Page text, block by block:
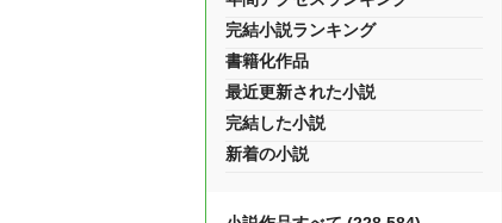
完結小説ランキング
書籍化作品
最近更新された小説
完結した小説
新着の小説